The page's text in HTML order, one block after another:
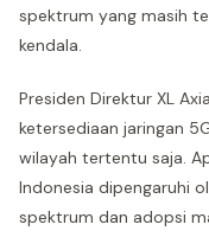
spektrum yang masih
kendala.
Presiden Direktur XL
ketersediaan jaringan
wilayah tertentu saja.
Indonesia dipengaruhi
spektrum dan adopsi